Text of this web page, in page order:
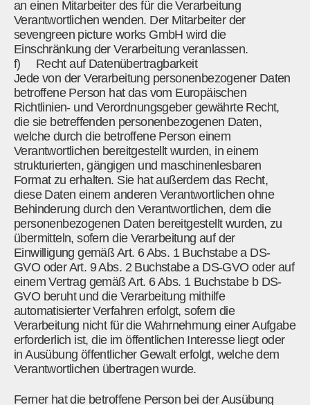
an einen Mitarbeiter des für die Verarbeitung
Verantwortlichen wenden. Der Mitarbeiter der
sevengreen picture works GmbH wird die
Einschränkung der Verarbeitung veranlassen.
f) Recht auf Datenübertragbarkeit
Jede von der Verarbeitung personenbezogener Daten
betroffene Person hat das vom Europäischen
Richtlinien- und Verordnungsgeber gewährte Recht,
die sie betreffenden personenbezogenen Daten,
welche durch die betroffene Person einem
Verantwortlichen bereitgestellt wurden, in einem
strukturierten, gängigen und maschinenlesbaren
Format zu erhalten. Sie hat außerdem das Recht,
diese Daten einem anderen Verantwortlichen ohne
Behinderung durch den Verantwortlichen, dem die
personenbezogenen Daten bereitgestellt wurden, zu
übermitteln, sofern die Verarbeitung auf der
Einwilligung gemäß Art. 6 Abs. 1 Buchstabe a DS-
GVO oder Art. 9 Abs. 2 Buchstabe a DS-GVO oder auf
einem Vertrag gemäß Art. 6 Abs. 1 Buchstabe b DS-
GVO beruht und die Verarbeitung mithilfe
automatisierter Verfahren erfolgt, sofern die
Verarbeitung nicht für die Wahrnehmung einer Aufgabe
erforderlich ist, die im öffentlichen Interesse liegt oder
in Ausübung öffentlicher Gewalt erfolgt, welche dem
Verantwortlichen übertragen wurde.
Ferner hat die betroffene Person bei der Ausübung